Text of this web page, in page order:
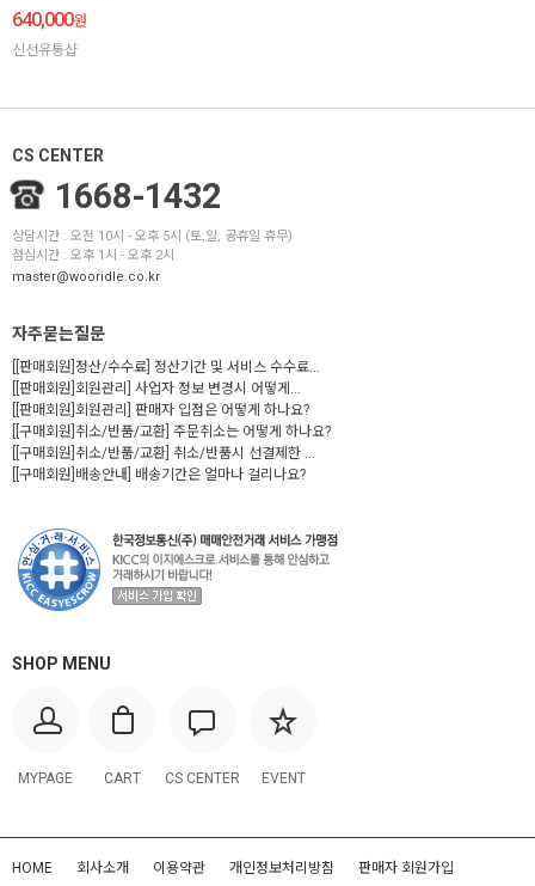
640,000원
신선유통샵
CS CENTER
1668-1432
상담시간 : 오전 10시 - 오후 5시 (토,일, 공휴일 휴무)
점심시간 : 오후 1시 - 오후 2시
master@wooridle.co.kr
자주묻는질문
[[판매회원]정산/수수료] 정산기간 및 서비스 수수료...
[[판매회원]회원관리] 사업자 정보 변경시 어떻게...
[[판매회원]회원관리] 판매자 입점은 어떻게 하나요?
[[구매회원]취소/반품/교환] 주문취소는 어떻게 하나요?
[[구매회원]취소/반품/교환] 취소/반품시 선결제한 ...
[[구매회원]배송안내] 배송기간은 얼마나 걸리나요?
SHOP MENU
MYPAGE CART CS CENTER EVENT
HOME 회사소개 이용약관 개인정보처리방침 판매자 회원가입